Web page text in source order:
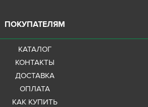
ПОКУПАТЕЛЯМ
КАТАЛОГ
КОНТАКТЫ
ДОСТАВКА
ОПЛАТА
КАК КУПИТЬ